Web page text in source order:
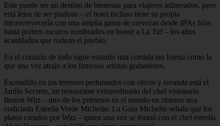
Este puede ser un destino de bienestar para viajeros adinerados, pero
está lejos de ser piadoso – el hotel incluso tiene su propia
microcervecería con una amplia gama de cervezas desde IPAs frías
hasta porters oscuros nombrados en honor a La Tuf – los altos
acantilados que rodean el pueblo.
En el corazón de todo sigue estando una comida tan buena como la
que una vez atrajo a los famosos artistas grabadores.
Escondido en los terrenos perfumados con olivos y lavanda está el
Jardín Secreto, un restaurante extraordinario del chef visionario
Benoit Witz – uno de los primeros en el mundo en obtener una
codiciada Estrella Verde Michelin. La Guía Michelin señala que los
platos creados por Witz – quien una vez se formó con el chef estrella